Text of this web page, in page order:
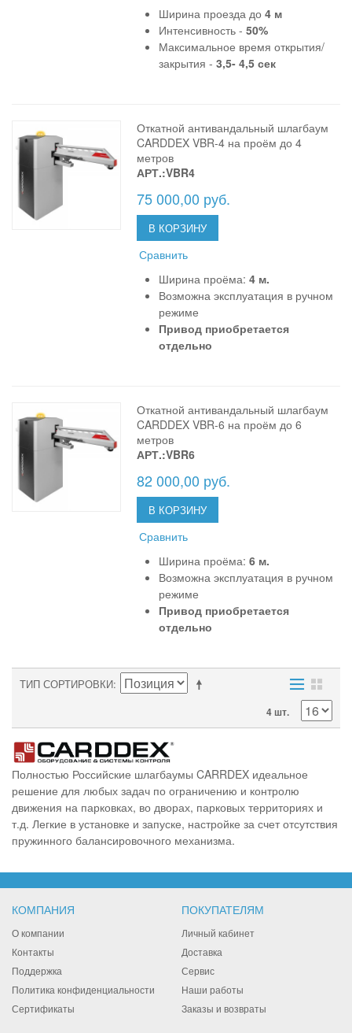
Ширина проезда до4 м
Интенсивность -50%
Максимальное время открытия/
закрытия -3,5- 4,5 сек
Откатной антивандальный шлагбаум
CARDDEX VBR-4 на проём до 4
метров
АРТ.:VBR4
75 000,00 руб.
В КОРЗИНУ
Сравнить
Ширина проёма:4 м.
Возможна эксплуатация в ручном
режиме
Привод приобретается
отдельно
Откатной антивандальный шлагбаум
CARDDEX VBR-6 на проём до 6
метров
АРТ.:VBR6
82 000,00 руб.
В КОРЗИНУ
Сравнить
Ширина проёма:6 м.
Возможна эксплуатация в ручном
режиме
Привод приобретается
отдельно
ТИП СОРТИРОВКИ
4 шт.
Полностью Российские шлагбаумы CARRDEX идеальное
решение для любых задач по ограничению и контролю
движения на парковках, во дворах, парковых территориях и
т.д. Легкие в установке и запуске, настройке за счет отсутствия
пружинного балансировочного механизма.
КОМПАНИЯ
О компании
Контакты
Поддержка
Политика конфиденциальности
Сертификаты
ПОКУПАТЕЛЯМ
Личный кабинет
Доставка
Сервис
Наши работы
Заказы и возвраты